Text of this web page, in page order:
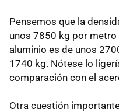
Pensemos que la
unos 7850 kg por
aluminio es de unos
1740 kg. Nótese lo
comparación con el
Otra cuestión